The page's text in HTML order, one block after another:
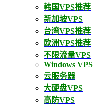
韩国VPS推荐
新加坡VPS
台湾VPS推荐
欧洲VPS推荐
不限流量VPS
Windows VPS
云服务器
大硬盘VPS
高防VPS